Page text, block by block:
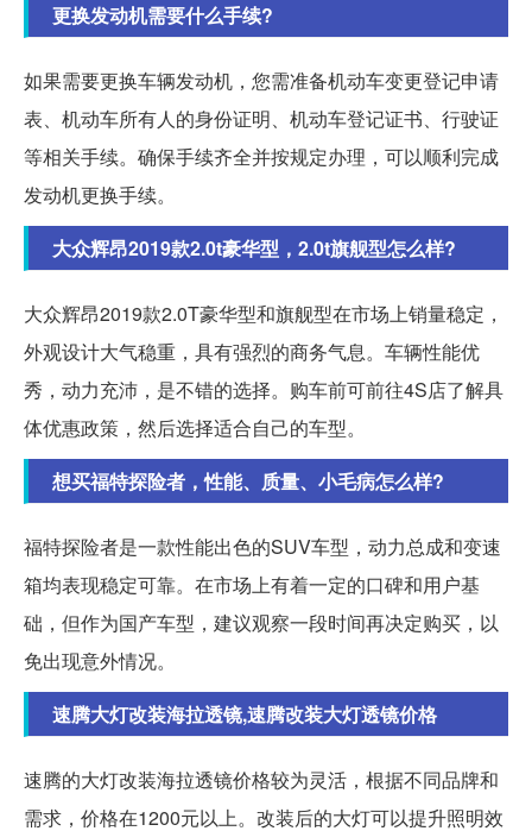
更换发动机需要什么手续?
如果需要更换车辆发动机，您需准备机动车变更登记申请
表、机动车所有人的身份证明、机动车登记证书、行驶证
等相关手续。确保手续齐全并按规定办理，可以顺利完成
发动机更换手续。
大众辉昂2019款2.0t豪华型，2.0t旗舰型怎么样?
大众辉昂2019款2.0T豪华型和旗舰型在市场上销量稳定，
外观设计大气稳重，具有强烈的商务气息。车辆性能优
秀，动力充沛，是不错的选择。购车前可前往4S店了解具
体优惠政策，然后选择适合自己的车型。
想买福特探险者，性能、质量、小毛病怎么样?
福特探险者是一款性能出色的SUV车型，动力总成和变速
箱均表现稳定可靠。在市场上有着一定的口碑和用户基
础，但作为国产车型，建议观察一段时间再决定购买，以
免出现意外情况。
速腾大灯改装海拉透镜,速腾改装大灯透镜价格
速腾的大灯改装海拉透镜价格较为灵活，根据不同品牌和
需求，价格在1200元以上。改装后的大灯可以提升照明效